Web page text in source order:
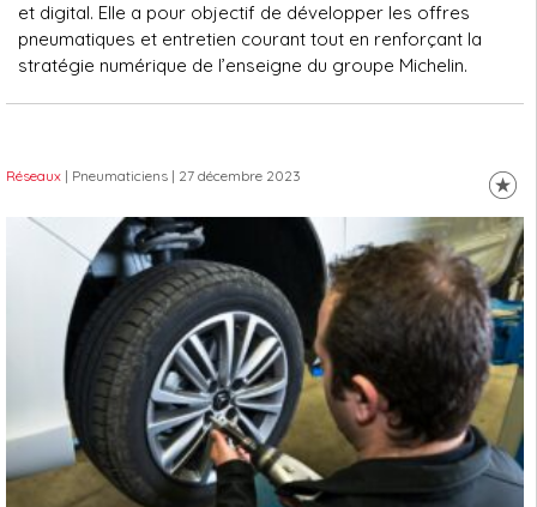
et digital. Elle a pour objectif de développer les offres
pneumatiques et entretien courant tout en renforçant la
stratégie numérique de l’enseigne du groupe Michelin.
Réseaux | Pneumaticiens | 27 décembre 2023